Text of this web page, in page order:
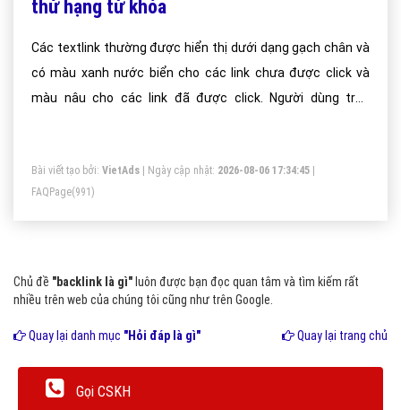
thứ hạng từ khóa
Các textlink thường được hiển thị dưới dạng gạch chân và
có màu xanh nước biển cho các link chưa được click và
màu nâu cho các link đã được click. Người dùng trên
Bài viết tạo bởi: VietAds | Ngày cập nhật: 2026-08-06 17:34:45
FAQPage(991)
Chủ đề "backlink là gì" luôn được bạn đọc quan tâm và tìm kiếm rất
nhiều trên web của chúng tôi cũng như trên Google.
Quay lại danh mục "Hỏi đáp là gì" Quay lại trang chủ
Gọi CSKH